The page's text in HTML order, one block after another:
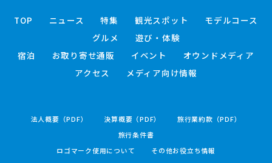
TOP ニュース 特集 観光スポット
モデルコース
グルメ
遊び・体験
宿泊
お取り寄せ通販 イベント
オウンドメディア
アクセス
メディア向け情報
法人概要（PDF） 決算概要（PDF）
旅行業約款（PDF）
旅行条件書
ロゴマーク使用について
その他お役立ち情報